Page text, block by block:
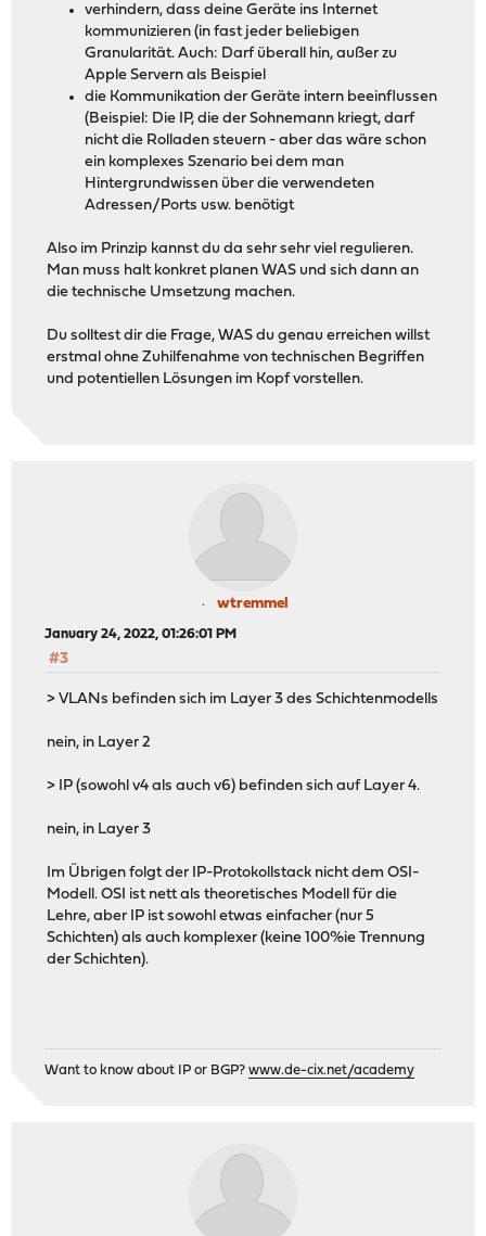
verhindern, dass deine Geräte ins Internet
kommunizieren (in fast jeder beliebigen
Granularität. Auch: Darf überall hin, außer zu
Apple Servern als Beispiel
die Kommunikation der Geräte intern beeinflussen
(Beispiel: Die IP, die der Sohnemann kriegt, darf
nicht die Rolladen steuern - aber das wäre schon
ein komplexes Szenario bei dem man
Hintergrundwissen über die verwendeten
Adressen/Ports usw. benötigt
Also im Prinzip kannst du da sehr sehr viel regulieren.
Man muss halt konkret planen WAS und sich dann an
die technische Umsetzung machen.
Du solltest dir die Frage, WAS du genau erreichen willst
erstmal ohne Zuhilfenahme von technischen Begriffen
und potentiellen Lösungen im Kopf vorstellen.
wtremmel
January 24, 2022, 01:26:01 PM
#3
> VLANs befinden sich im Layer 3 des Schichtenmodells
nein, in Layer 2
> IP (sowohl v4 als auch v6) befinden sich auf Layer 4.
nein, in Layer 3
Im Übrigen folgt der IP-Protokollstack nicht dem OSI-
Modell. OSI ist nett als theoretisches Modell für die
Lehre, aber IP ist sowohl etwas einfacher (nur 5
Schichten) als auch komplexer (keine 100%ie Trennung
der Schichten).
Want to know about IP or BGP?www.de-cix.net/academy